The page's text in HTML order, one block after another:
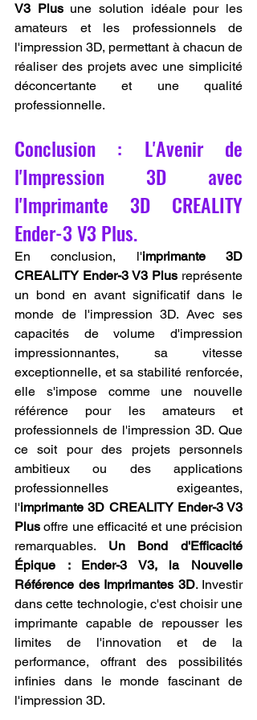
V3 Plus une solution idéale pour les
amateurs et les professionnels de
l'impression 3D, permettant à chacun de
réaliser des projets avec une simplicité
déconcertante et une qualité
professionnelle.
Conclusion : L'Avenir de
l'Impression 3D avec
l'Imprimante 3D CREALITY
Ender-3 V3 Plus.
En conclusion, l'imprimante 3D
CREALITY Ender-3 V3 Plus représente
un bond en avant significatif dans le
monde de l'impression 3D. Avec ses
capacités de volume d'impression
impressionnantes, sa vitesse
exceptionnelle, et sa stabilité renforcée,
elle s'impose comme une nouvelle
référence pour les amateurs et
professionnels de l'impression 3D. Que
ce soit pour des projets personnels
ambitieux ou des applications
professionnelles exigeantes,
l'imprimante 3D CREALITY Ender-3 V3
Plus offre une efficacité et une précision
remarquables. Un Bond d'Efficacité
Épique : Ender-3 V3, la Nouvelle
Référence des Imprimantes 3D. Investir
dans cette technologie, c'est choisir une
imprimante capable de repousser les
limites de l'innovation et de la
performance, offrant des possibilités
infinies dans le monde fascinant de
l'impression 3D.